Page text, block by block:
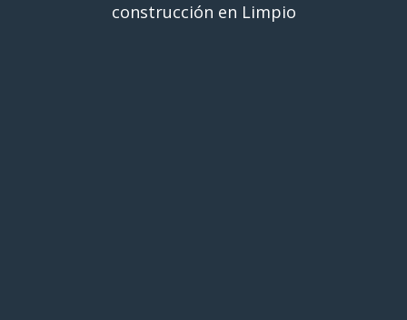
construcción en Limpio